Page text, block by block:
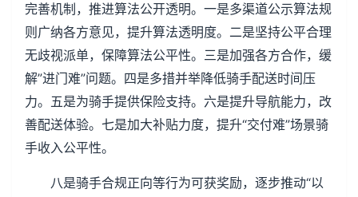
完善机制，推进算法公开透明。一是多渠道公示算法规
则广纳各方意见，提升算法透明度。二是坚持公平合理
无歧视派单，保障算法公平性。三是加强各方合作，缓
解”进门难”问题。四是多措并举降低骑手配送时间压
力。五是为骑手提供保险支持。六是提升导航能力，改
善配送体验。七是加大补贴力度，提升“交付难”场景骑
手收入公平性。
八是骑手合规正向等行为可获奖励，逐步推动“以